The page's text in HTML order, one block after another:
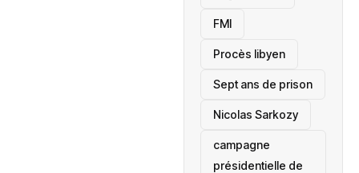
FMI
Procès libyen
Sept ans de prison
Nicolas Sarkozy
campagne
présidentielle de